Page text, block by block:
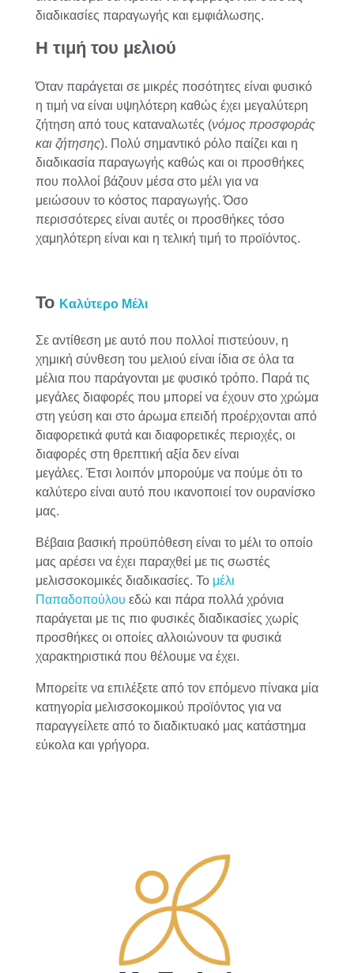
διαδικασίες παραγωγής και εμφιάλωσης.
Η τιμή του μελιού
Όταν παράγεται σε μικρές ποσότητες είναι φυσικό
η τιμή να είναι υψηλότερη καθώς έχει μεγαλύτερη
ζήτηση από τους καταναλωτές (νόμος προσφοράς
και ζήτησης). Πολύ σημαντικό ρόλο παίζει και η
διαδικασία παραγωγής καθώς και οι προσθήκες
που πολλοί βάζουν μέσα στο μέλι για να
μειώσουν το κόστος παραγωγής. Όσο
περισσότερες είναι αυτές οι προσθήκες τόσο
χαμηλότερη είναι και η τελική τιμή το προϊόντος.
Το Καλύτερο Μέλι
Σε αντίθεση με αυτό που πολλοί πιστεύουν, η
χημική σύνθεση του μελιού είναι ίδια σε όλα τα
μέλια που παράγονται με φυσικό τρόπο. Παρά τις
μεγάλες διαφορές που μπορεί να έχουν στο χρώμα
στη γεύση και στο άρωμα επειδή προέρχονται από
διαφορετικά φυτά και διαφορετικές περιοχές, οι
διαφορές στη θρεπτική αξία δεν είναι
μεγάλες. Έτσι λοιπόν μπορούμε να πούμε ότι το
καλύτερο είναι αυτό που ικανοποιεί τον ουρανίσκο
μας.
Βέβαια βασική προϋπόθεση είναι το μέλι το οποίο
μας αρέσει να έχει παραχθεί με τις σωστές
μελισσοκομικές διαδικασίες. Το μέλι
Παπαδοπούλου εδώ και πάρα πολλά χρόνια
παράγεται με τις πιο φυσικές διαδικασίες χωρίς
προσθήκες οι οποίες αλλοιώνουν τα φυσικά
χαρακτηριστικά που θέλουμε να έχει.
Μπορείτε να επιλέξετε από τον επόμενο πίνακα μία
κατηγορία μελισσοκομικού προϊόντος για να
παραγγείλετε από το διαδικτυακό μας κατάστημα
εύκολα και γρήγορα.